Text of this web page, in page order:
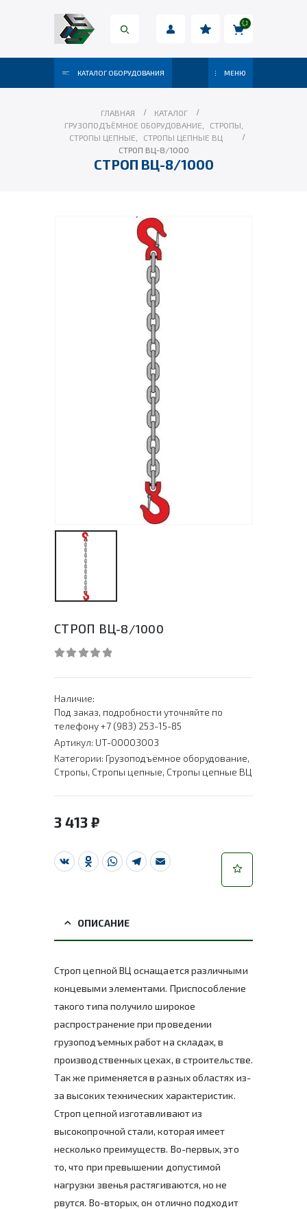
КАТАЛОГ ОБОРУДОВАНИЯ МЕНЮ
ГЛАВНАЯ
КАТАЛОГ
ГРУЗОПОДЪЁМНОЕ ОБОРУДОВАНИЕ
СТРОПЫ
СТРОПЫ ЦЕПНЫЕ
СТРОПЫ ЦЕПНЫЕ ВЦ
СТРОП ВЦ-8/1000
СТРОП ВЦ-8/1000
СТРОП ВЦ-8/1000
Наличие:
Под заказ, подробности уточняйте по
телефону +7 (983) 253-15-85
Артикул: UT-00003003
Категории: Грузоподъёмное оборудование,
Стропы, Стропы цепные, Стропы цепные ВЦ
3 413 ₽
VK Odnoklassniki
WhatsApp
Telegram
Email
ОПИСАНИЕ
Строп цепной ВЦ оснащается различными
концевыми элементами. Приспособление
такого типа получило широкое
распространение при проведении
грузоподъемных работ на складах, в
производственных цехах, в строительстве.
Так же применяется в разных областях из-
за высоких технических характеристик.
Строп цепной изготавливают из
высокопрочной стали, которая имеет
несколько преимуществ. Во-первых, это
то, что при превышении допустимой
нагрузки звенья растягиваются, но не
рвутся. Во-вторых, он отлично подходит